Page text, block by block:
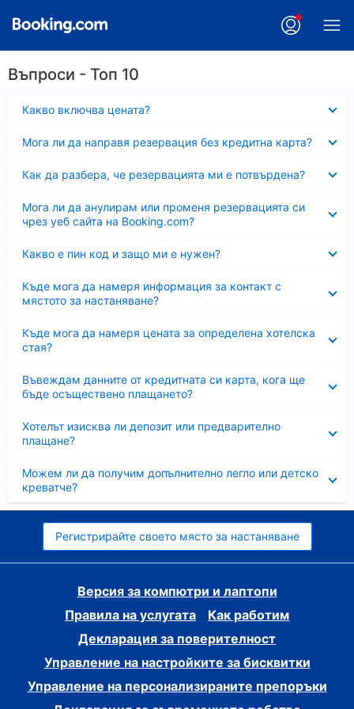
Въпроси - Топ 10
Какво включва цената?
Мога ли да направя резервация без кредитна карта?
Как да разбера, че резервацията ми е потвърдена?
Мога ли да анулирам или променя резервацията си
чрез уеб сайта на Booking.com?
Какво е пин код и защо ми е нужен?
Къде мога да намеря информация за контакт с
мястото за настаняване?
Къде мога да намеря цената за определена хотелска
стая?
Въвеждам данните от кредитната си карта, кога ще
бъде осъществено плащането?
Хотелът изисква ли депозит или предварително
плащане?
Можем ли да получим допълнително легло или детско
креватче?
Регистрирайте своето място за настаняване
Версия за компютри и лаптопи
Правила на услугата
Как работим
Декларация за поверителност
Управление на настройките за бисквитки
Управление на персонализираните препоръки